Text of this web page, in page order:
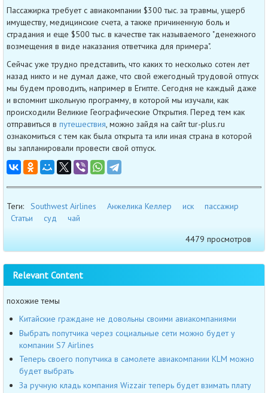
Пассажирка требует с авиакомпании $300 тыс. за травмы, ущерб
имуществу, медицинские счета, а также причиненную боль и
страдания и еще $500 тыс. в качестве так называемого "денежного
возмещения в виде наказания ответчика для примера".
Сейчас уже трудно представить, что каких то несколько сотен лет
назад никто и не думал даже, что свой ежегодный трудовой отпуск
мы будем проводить, например в Египте. Сегодня не каждый даже
и вспомнит школьную программу, в которой мы изучали, как
происходили Великие Географические Открытия. Перед тем как
отправиться в путешествия, можно зайдя на сайт tur-plus.ru
ознакомиться с тем как была открыта та или иная страна в которой
вы запланировали провести свой отпуск.
Теги: Southwest Airlines Анжелика Келлер иск
пассажир
Статьи
суд
чай
4479 просмотров
Relevant Content
похожие темы
Китайские граждане не довольны своими авиакомпаниями
Выбрать попутчика через социальные сети можно будет у
компании S7 Airlines
Теперь своего попутчика в самолете авиакомпании KLM можно
будет выбрать
За ручную кладь компания Wizzair теперь будет взимать плату